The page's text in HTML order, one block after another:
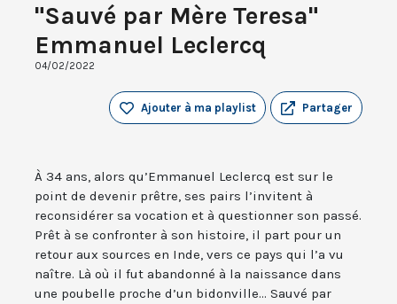
"Sauvé par Mère Teresa"
Emmanuel Leclercq
04/02/2022
Partager
Ajouter à ma playlist
À 34 ans, alors qu’Emmanuel Leclercq est sur le
point de devenir prêtre, ses pairs l’invitent à
reconsidérer sa vocation et à questionner son passé.
Prêt à se confronter à son histoire, il part pour un
retour aux sources en Inde, vers ce pays qui l’a vu
naître. Là où il fut abandonné à la naissance dans
une poubelle proche d’un bidonville... Sauvé par